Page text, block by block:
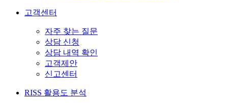
고객센터
자주 찾는 질문
상담 신청
상담 내역 확인
고객제안
신고센터
RISS 활용도 분석